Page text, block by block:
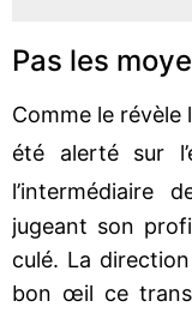
Pas les
Comme le révèle
été alerté sur
l’intermédiaire
jugeant son
culé. La
bon œil ce